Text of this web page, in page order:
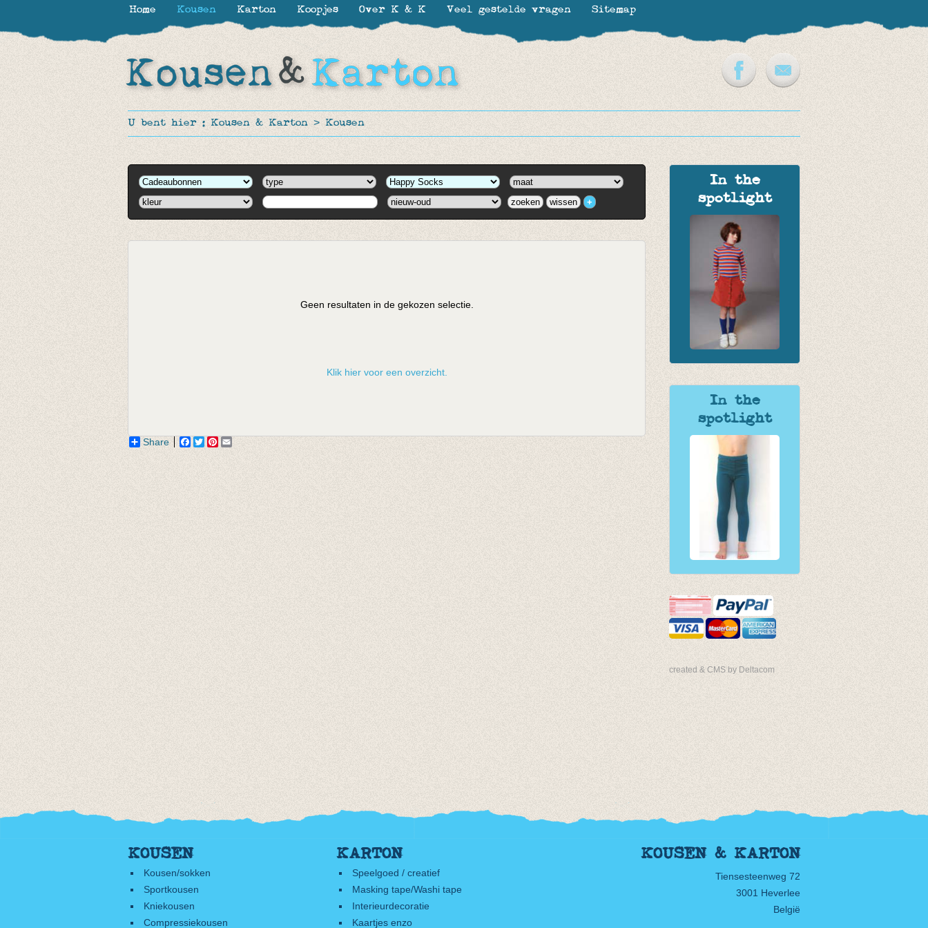
U bent hier : Kousen & Karton > Kousen
In the
spotlight
In the
spotlight
created & CMS by Deltacom
Geen resultaten in de gekozen selectie.
Klik hier voor een overzicht.
Share Facebook
TwitterPinterest
KOUSEN
Kousen/sokken
Sportkousen
Kniekousen
Compressiekousen
KARTON
Speelgoed / creatief
Masking tape/Washi tape
Interieurdecoratie
Kaartjes enzo
KOUSEN & KARTON
Tiensesteenweg 72
3001 Heverlee
België
Home Kousen Karton Koopjes Over K & K Veel gestelde vragen Sitemap